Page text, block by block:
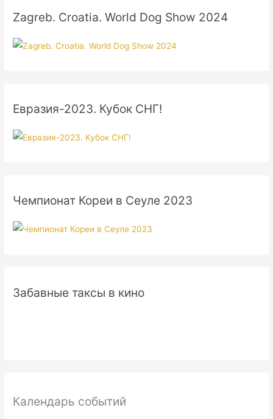
Zagreb. Croatia. World Dog Show 2024
Евразия-2023. Кубок СНГ!
Чемпионат Кореи в Сеуле 2023
Забавные таксы в кино
Календарь событий